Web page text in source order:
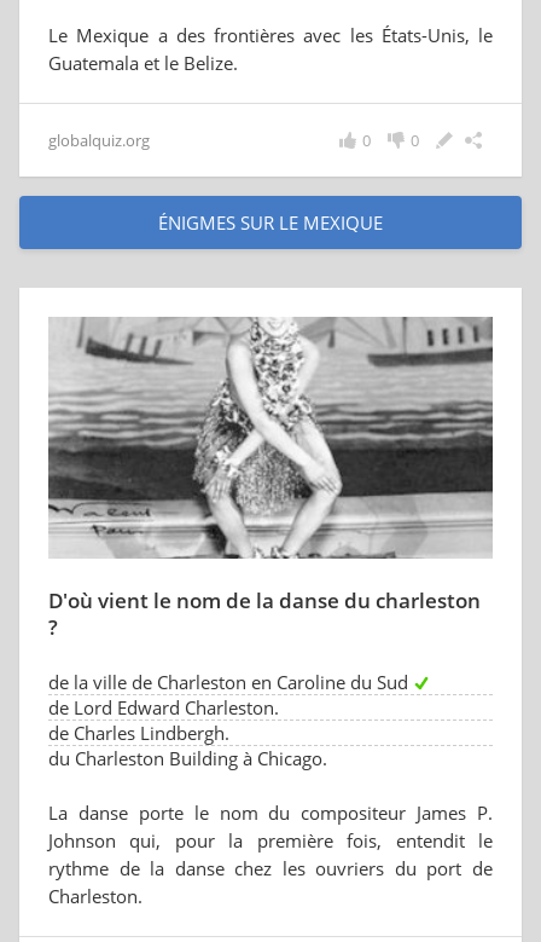
Le Mexique a des frontières avec les États-Unis, le
Guatemala et le Belize.
globalquiz.org 0
0
ÉNIGMES SUR LE MEXIQUE
D'où vient le nom de la danse du charleston
?
de la ville de Charleston en Caroline du Sud
de Lord Edward Charleston.
de Charles Lindbergh.
du Charleston Building à Chicago.
La danse porte le nom du compositeur James P.
Johnson qui, pour la première fois, entendit le
rythme de la danse chez les ouvriers du port de
Charleston.